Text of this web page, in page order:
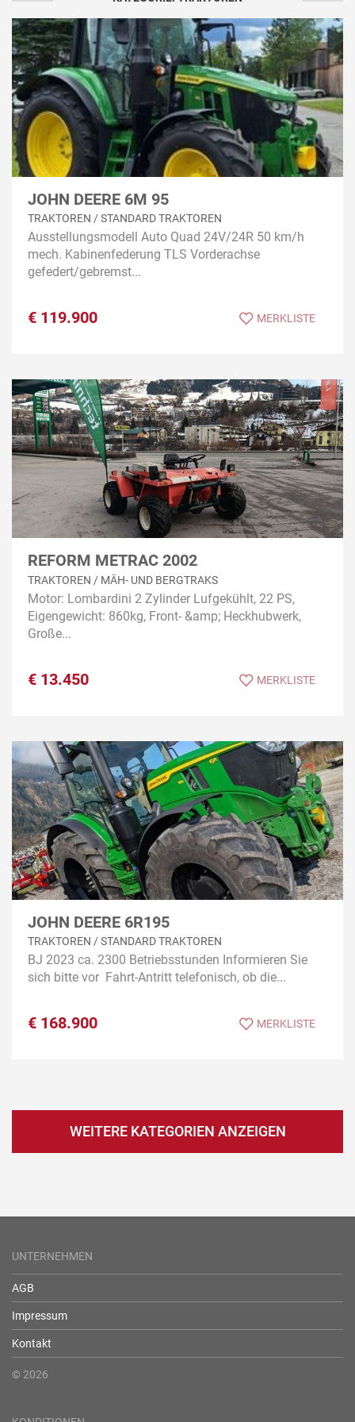
JOHN DEERE 6M 95
TRAKTOREN / STANDARD TRAKTOREN
Ausstellungsmodell Auto Quad 24V/24R 50 km/h
mech. Kabinenfederung TLS Vorderachse
gefedert/gebremst...
€ 119.900 MERKLISTE
REFORM METRAC 2002
TRAKTOREN / MÄH- UND BERGTRAKS
Motor: Lombardini 2 Zylinder Lufgekühlt, 22 PS,
Eigengewicht: 860kg, Front- &amp; Heckhubwerk,
Große...
€ 13.450 MERKLISTE
JOHN DEERE 6R195
TRAKTOREN / STANDARD TRAKTOREN
BJ 2023 ca. 2300 Betriebsstunden Informieren Sie
sich bitte vor Fahrt-Antritt telefonisch, ob die...
€ 168.900 MERKLISTE
WEITERE KATEGORIEN ANZEIGEN
UNTERNEHMEN
AGB
Impressum
Kontakt
© 2026